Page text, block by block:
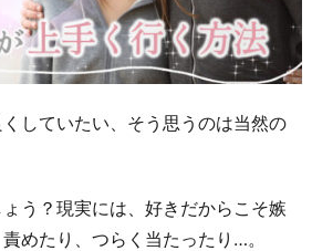
していたい、そう思うのは当然の
う？現実には、好きだからこそ嫉
めたり、つらく当たったり…。